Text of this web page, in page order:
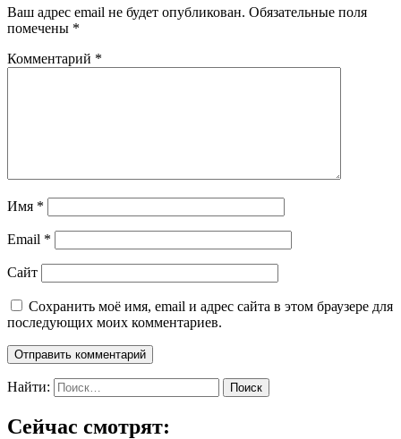
Ваш адрес email не будет опубликован. Обязательные поля
помечены *
Комментарий *
Имя *
Email *
Сайт
Сохранить моё имя, email и адрес сайта в этом браузере для
последующих моих комментариев.
Найти:
Сейчас смотрят: